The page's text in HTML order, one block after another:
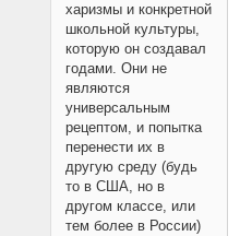
харизмы и конкретной
школьной культуры,
которую он создавал
годами. Они не
являются
универсальным
рецептом, и попытка
перенести их в
другую среду (будь
то в США, но в
другом классе, или
тем более в России)